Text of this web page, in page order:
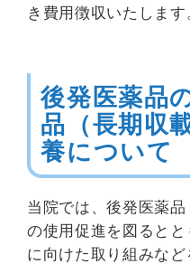
き費用徴収いたします
後発医薬品
品（長期収
養について
当院では、後発医薬品
の使用促進を図ると
に向けた取り組みなど